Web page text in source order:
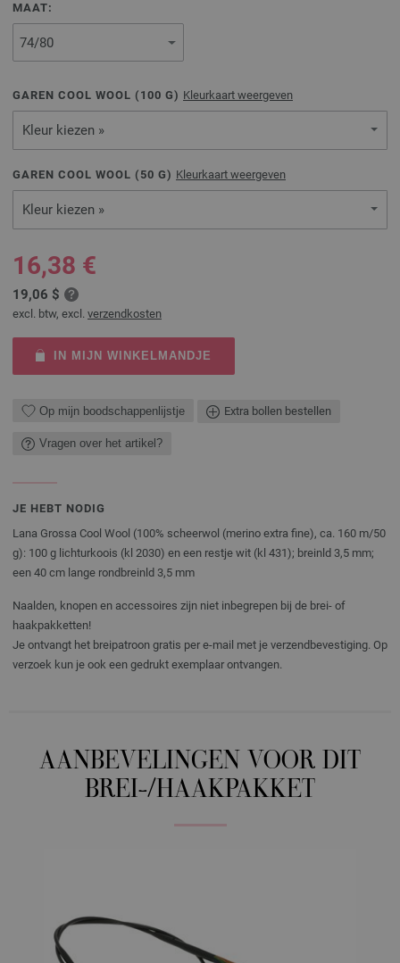
MAAT:
GAREN COOL WOOL ( 100 G) Kleurkaart weergeven
Kleur kiezen »
GAREN COOL WOOL ( 50 G) Kleurkaart weergeven
Kleur kiezen »
16,38 €
19,06 $
excl. btw, excl. verzendkosten
IN MIJN WINKELMANDJE
Op mijn boodschappenlijstje Extra bollen bestellen
Vragen over het artikel?
JE HEBT NODIG
Lana Grossa Cool Wool (100% scheerwol (merino extra fine), ca. 160 m/50
g): 100 g lichturkoois (kl 2030) en een restje wit (kl 431); breinld 3,5 mm;
een 40 cm lange rondbreinld 3,5 mm
Naalden, knopen en accessoires zijn niet inbegrepen bij de brei- of
haakpakketten!
Je ontvangt het breipatroon gratis per e-mail met je verzendbevestiging. Op
verzoek kun je ook een gedrukt exemplaar ontvangen.
AANBEVELINGEN VOOR DIT
BREI-/HAAKPAKKET